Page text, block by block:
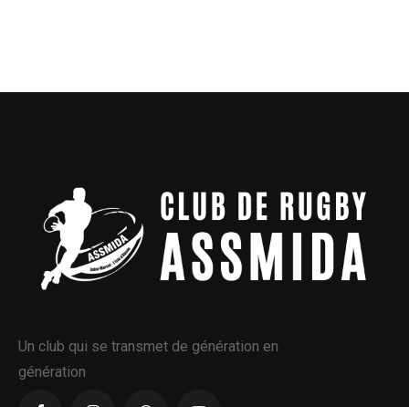
Un club qui se transmet de génération en
génération